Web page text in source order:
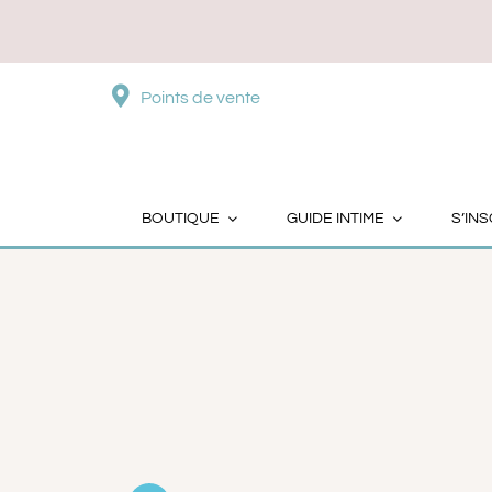
contenu
Points de vente
BOUTIQUE GUIDE INTIME